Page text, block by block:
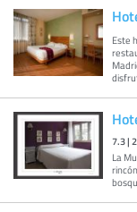
Este
7.3|2
La